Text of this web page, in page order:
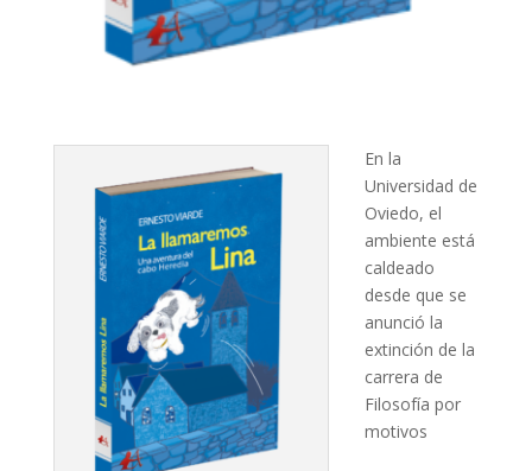
En la
Universidad de
Oviedo, el
ambiente está
caldeado
desde que se
anunció la
extinción de la
carrera de
Filosofía por
motivos